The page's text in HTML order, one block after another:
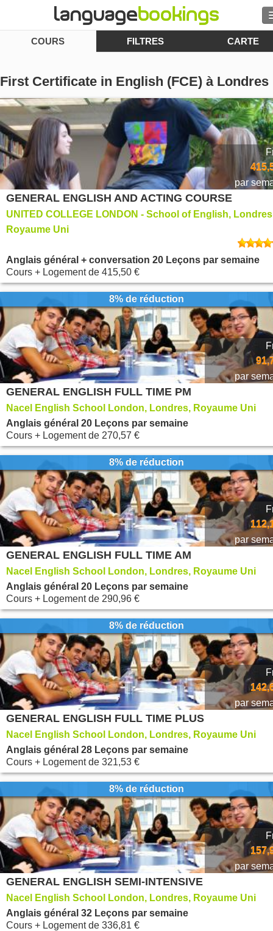
Contactez-nous
PARCOURIR
Se connecter
Aide
Langue
COURS FILTRES CARTE
First Certificate in English (FCE) à Londres
par
GENERAL ENGLISH AND ACTING COURSE
UNITED COLLEGE LONDON - School of English,
Royaume Uni
Anglais général + conversation 20 Leçons par semaine
Cours + Logementde 415,50 €
8% de réduction
par
GENERAL ENGLISH FULL TIME PM
Nacel English School London, Londres, Royaume Uni
Anglais général 20 Leçons par semaine
Cours + Logementde 270,57 €
8% de réduction
par
GENERAL ENGLISH FULL TIME AM
Nacel English School London, Londres, Royaume Uni
Anglais général 20 Leçons par semaine
Cours + Logementde 290,96 €
8% de réduction
par
GENERAL ENGLISH FULL TIME PLUS
Nacel English School London, Londres, Royaume Uni
Anglais général 28 Leçons par semaine
Cours + Logementde 321,53 €
8% de réduction
par
GENERAL ENGLISH SEMI-INTENSIVE
Nacel English School London, Londres, Royaume Uni
Anglais général 32 Leçons par semaine
Cours + Logementde 336,81 €